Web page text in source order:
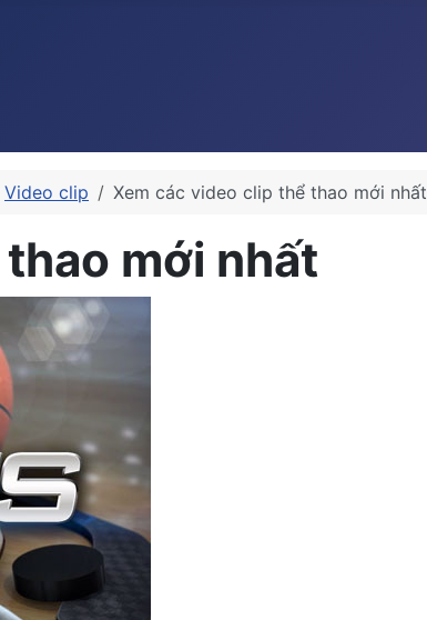
Video clip Xem các video clip thể thao mới nhất
mới nhất